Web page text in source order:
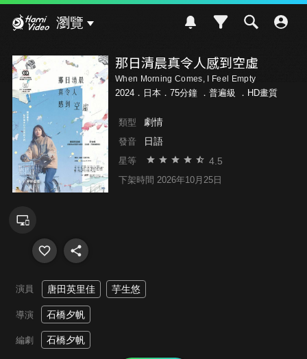
瀏覽
那日清晨真令人感到空虛
When Morning Comes, I Feel Empty
2024．日本．75分鐘 ． 普遍級 ．HD畫質
類型 劇情
發音 日語
星等 4.5
下架時間 2026年10月25日
演員 唐田英里佳 芋生悠
導演 石橋夕帆
編劇 石橋夕帆